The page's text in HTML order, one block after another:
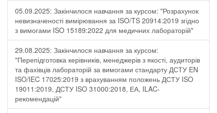
05.09.2025: Закінчилося навчання за курсом: "Розрахунок
невизначеності вимірювання за ISO/TS 20914:2019 згідно
з вимогами ISO 15189:2022 для медичних лабораторій"
29.08.2025: Закінчилося навчання за курсом:
"Перепідготовка керівників, менеджерів з якості, аудиторів
та фахівців лабораторій за вимогами стандарту ДСТУ EN
ISO/IEC 17025:2019 з врахуванням положень ДСТУ ISO
19011:2019, ДСТУ ISO 31000:2018, ЕА, ILAC-
рекомендацій"